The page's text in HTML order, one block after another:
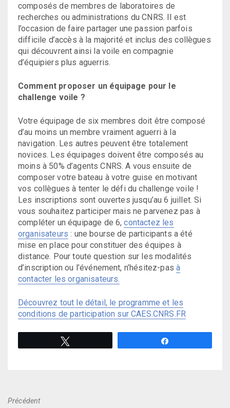
composés de membres de laboratoires de
recherches ou administrations du CNRS. Il est
l’occasion de faire partager une passion parfois
difficile d’accès à la majorité et inclus des collègues
qui découvrent ainsi la voile en compagnie
d’équipiers plus aguerris.
Comment proposer un équipage pour le
challenge voile ?
Votre équipage de six membres doit être composé
d’au moins un membre vraiment aguerri à la
navigation. Les autres peuvent être totalement
novices. Les équipages doivent être composés au
moins à 50% d’agents CNRS. A vous ensuite de
composer votre bateau à votre guise en motivant
vos collègues à tenter le défi du challenge voile !
Les inscriptions sont ouvertes jusqu’au 6 juillet. Si
vous souhaitez participer mais ne parvenez pas à
compléter un équipage de 6,contactez les
organisateurs : une bourse de participants a été
mise en place pour constituer des équipes à
distance. Pour toute question sur les modalités
d’inscription ou l’événement, n’hésitez-pasà
contacter les organisateurs.
Découvrez tout le détail, le programme et les
conditions de participation sur CAES.CNRS.FR
Précédent